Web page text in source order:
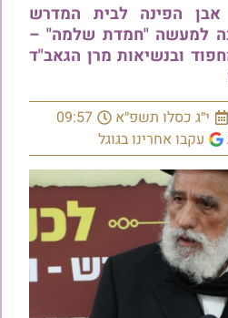
הפינה לבית המדרש
למעשה "חמדת שלמה" –
ובנשיאות מרן הגאב"ד
י״ג כסלו תשפ״א
09:57
עקבו אחרינו בגוגל